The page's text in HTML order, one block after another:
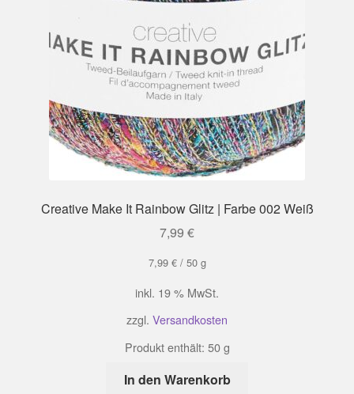
Creative Make It Rainbow Glitz | Farbe 002 Weiß
7,99 €
7,99 €/ 50 g
inkl. 19 % MwSt.
zzgl. Versandkosten
Produkt enthält: 50g
In den Warenkorb